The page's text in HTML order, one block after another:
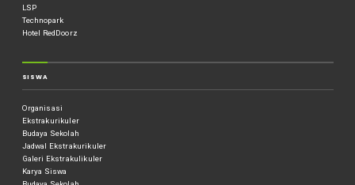
LSP
Technopark
Hotel RedDoorz
SISWA
Organisasi
Ekstrakurikuler
Budaya Sekolah
Jadwal Ekstrakurikuler
Galeri Ekstrakulikuler
Karya Siswa